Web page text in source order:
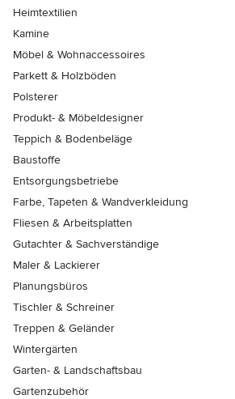
Heimtextilien
Kamine
Möbel & Wohnaccessoires
Parkett & Holzböden
Polsterer
Produkt- & Möbeldesigner
Teppich & Bodenbeläge
Baustoffe
Entsorgungsbetriebe
Farbe, Tapeten & Wandverkleidung
Fliesen & Arbeitsplatten
Gutachter & Sachverständige
Maler & Lackierer
Planungsbüros
Tischler & Schreiner
Treppen & Geländer
Wintergärten
Garten- & Landschaftsbau
Gartenzubehör